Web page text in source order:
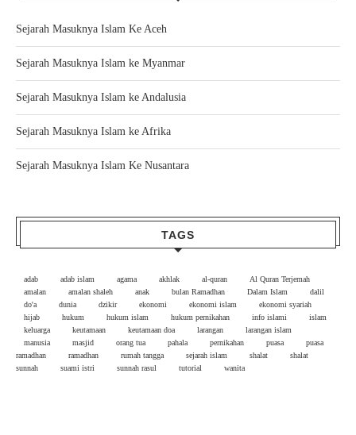
Sejarah Masuknya Islam Ke Aceh
Sejarah Masuknya Islam ke Myanmar
Sejarah Masuknya Islam ke Andalusia
Sejarah Masuknya Islam ke Afrika
Sejarah Masuknya Islam Ke Nusantara
TAGS
adab adab islam agama akhlak al-quran
Al Quran Terjemah
amalan
amalan shaleh anak bulan Ramadhan Dalam Islam
dalil
do'a
dunia dzikir ekonomi ekonomi islam
ekonomi syariah
hijab
hukum hukum islam hukum pernikahan info islami
islam
keluarga
keutamaan keutamaan doa larangan
larangan islam
manusia
masjid orang tua pahala pernikahan puasa
puasa
ramadhan
ramadhan rumah tangga sejarah islam shalat
shalat
sunnah
suami istri sunnah rasul tutorial wanita